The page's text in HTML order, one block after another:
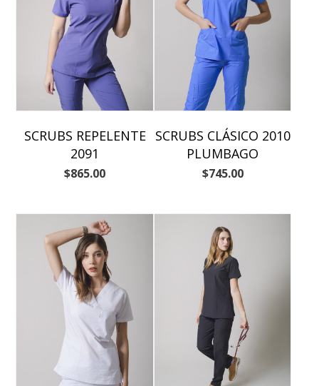
SCRUBS REPELENTE
2091
$865.00
SCRUBS CLÁSICO 2010
PLUMBAGO
$745.00